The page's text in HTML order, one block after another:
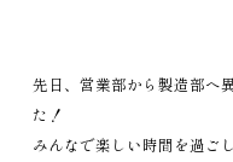
先日、営業部から製造部へ
た！
みんなで楽しい時間を過ご